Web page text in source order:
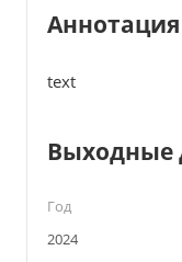
Аннотация
text
Выходные
Год
2024